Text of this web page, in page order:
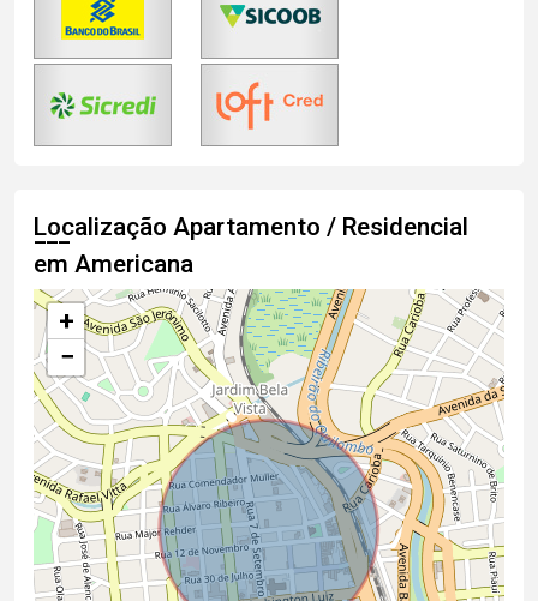
Localização Apartamento / Residencial
em Americana
+
−